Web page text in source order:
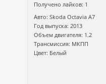
Получено лайков: 1
Авто: Skoda Octavia А7
Год выпуска: 2013
Объем двигателя: 1.2
Трансмиссия: МКПП
Цвет: Белый